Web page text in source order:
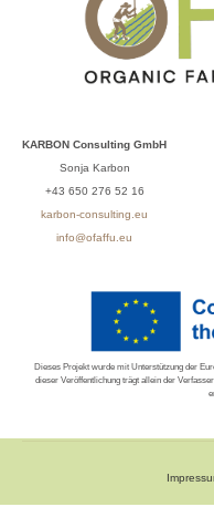
KARBON Consulting GmbH
Sonja Karbon
+43 650 276 52 16
karbon-consulting.eu
info@ofaffu.eu
Dieses Projekt wurde mit Unterstützung der
dieser Veröffentlichung trägt allein der